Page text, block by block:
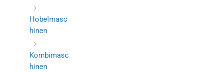
Hobelmasc
hinen
Kombimasc
hinen